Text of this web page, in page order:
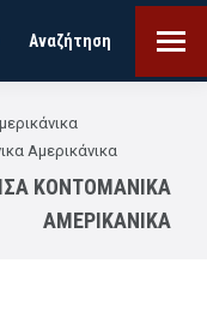
Search:
Αναζήτηση
Αμερικάνικα
ΚΟΝΤΟΜΆΝΙΚΑ
ΑΜΕΡΙΚΆΝΙΚΑ